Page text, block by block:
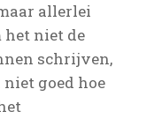
allerlei
het niet de
schrijven,
goed hoe